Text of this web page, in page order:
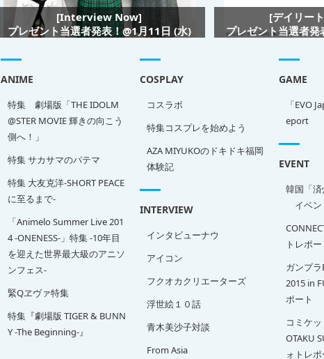
[Interview Now]
プレゼント当選者発表！@1月11日 (水)
[デイリー
プレゼント当選者
ANIME
特集 劇場版「THE IDOLM
@STER MOVIE 輝きの向こう
側へ！」
特集 サカサマのパテマ
特集 大友克洋-SHORT PEACE
に至るまで-
「Animelo Summer Live 201
4 -ONENESS-」特集 -10年目
を迎えた世界最大級のアニソ
ンフェス-
緊Qヱヴァ特集
特集『劇場版 TIGER & BUNN
Y -The Beginning-』
COSPLAY
コスラボ
特集コスプレを始めよう
AZA MIYUKOのドキドキ福岡
体験記
GAME
「EVO
eport
EVENT
韓国「済
イベン
トレポー
ガンプラ
2015 in
ポート
コミケ
OTAKU
ォトレポ
INTERVIEW
インタビューナウ
アイコン
フクオカクリエーターズ
浮世絵１０話
青木美沙子対談
From Asia